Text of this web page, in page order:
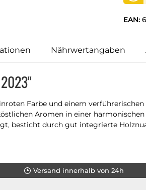
EAN:
Nährwertangaben
Farbe und einem
Aromen in einer
besticht durch gut integrierte
Versand innerhalb von 24h